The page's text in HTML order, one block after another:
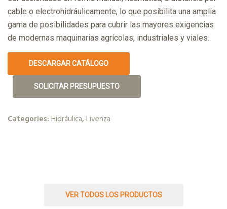
cable o electrohidráulicamente, lo que posibilita una amplia
gama de posibilidades para cubrir las mayores exigencias
de modernas maquinarias agrícolas, industriales y viales.
DESCARGAR CATÁLOGO
SOLICITAR PRESUPUESTO
Categories: Hidráulica,Livenza
VER TODOS LOS PRODUCTOS